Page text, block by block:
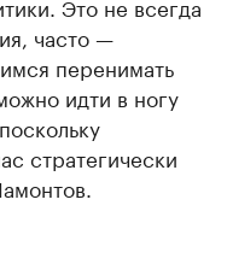
часто —
перенимать
идти в ногу
стратегически